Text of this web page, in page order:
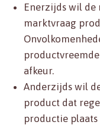
Enerzijds wil de
marktvraag
afkeur.
Anderzijds wil
product dat
productie